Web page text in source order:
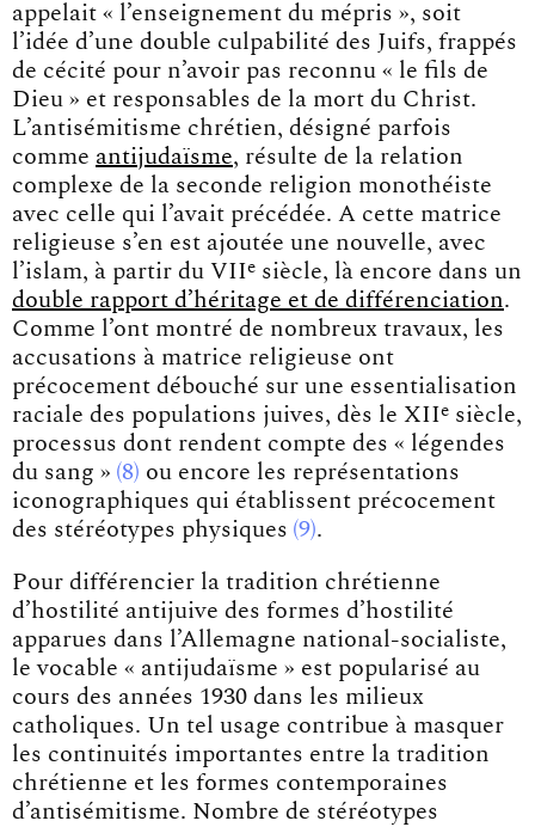
appelait « l’enseignement du mépris », soit
l’idée d’une double culpabilité des Juifs, frappés
de cécité pour n’avoir pas reconnu « le fils de
Dieu » et responsables de la mort du Christ.
L’antisémitisme chrétien, désigné parfois
comme antijudaïsme, résulte de la relation
complexe de la seconde religion monothéiste
avec celle qui l’avait précédée. A cette matrice
religieuse s’en est ajoutée une nouvelle, avec
l’islam, à partir du VIIe siècle, là encore dans un
double rapport d’héritage et de différenciation.
Comme l’ont montré de nombreux travaux, les
accusations à matrice religieuse ont
précocement débouché sur une essentialisation
raciale des populations juives, dès le XIIe siècle,
processus dont rendent compte des « légendes
du sang » 8 ou encore les représentations
iconographiques qui établissent précocement
des stéréotypes physiques 9 .
Pour différencier la tradition chrétienne
d’hostilité antijuive des formes d’hostilité
apparues dans l’Allemagne national-socialiste,
le vocable « antijudaïsme » est popularisé au
cours des années 1930 dans les milieux
catholiques. Un tel usage contribue à masquer
les continuités importantes entre la tradition
chrétienne et les formes contemporaines
d’antisémitisme. Nombre de stéréotypes